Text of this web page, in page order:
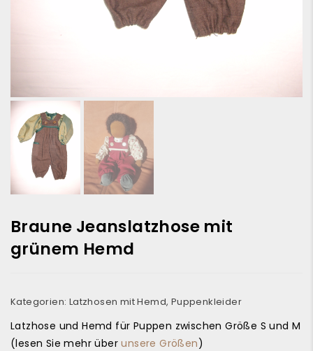
Braune Jeanslatzhose mit
grünem Hemd
Kategorien: Latzhosen mit Hemd, Puppenkleider
Latzhose und Hemd für Puppen zwischen Größe S und M
(lesen Sie mehr überunsere Größen)